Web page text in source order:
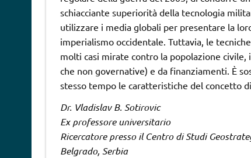
schiacciante superiorità della tecnologia
utilizzare i media globali per presentare la
imperialismo occidentale. Tuttavia, le
molti casi mirate contro la popolazione
che non governative) e da finanziamenti. È
stesso tempo le caratteristiche del concetto
Dr. Vladislav B. Sotirovic
Ex professore universitario
Ricercatore presso il Centro di Studi
Belgrado, Serbia